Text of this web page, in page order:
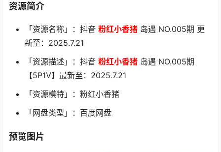
资源简介
「资源名称」：抖音 粉红小香猪 岛遇 NO.005期 更
新至：2025.7.21
「资源描述」：抖音 粉红小香猪 岛遇 NO.005期
【5P1V】最新至：2025.7.21
「资源模特」：粉红小香猪
「网盘类型」：百度网盘
预览图片